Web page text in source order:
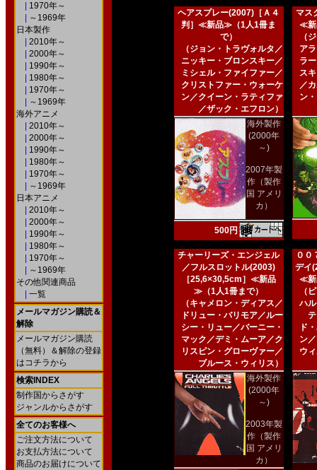
1970年～
～1969年
日本製作
2010年～
2000年～
1990年～
1980年～
1970年～
～1969年
海外アニメ
2010年～
2000年～
1990年～
1980年～
1970年～
～1969年
日本アニメ
2010年～
2000年～
1990年～
1980年～
1970年～
～1969年
その他関連商品
一覧
メールマガジン購読＆
解除
メールマガジン購読
（無料）＆解除の登録
はコチラから
検索INDEX
制作国からさがす
ジャンルからさがす
全てのお客様へ
ご注文方法について
お支払方法について
商品のお届けについて
ヘアスプレー(2007)［Ａ４
判］≪新品≫（1人1冊ま
で）
（ジョン・トラヴォルタ／
ニッキー・ブロンスキー／
ミシェル・ファイファー／
クリストファー・ウォーケ
ン／クイーン・ラティファ
／ザック・エフロン）
海外製作
(2000年
～)
2007年製
作（製作
国 アメリ
カ）
500円
マス
≪新
（
ア
ラ
ス
／
ン
チャーリーズ・エンジェル
／フルスロットル(2003)
［25,6×30,5cm］≪新品
≫（1人1冊まで）
（キャメロン・ディアス／
ドリュー・バリモア／ルー
シー・リュー／バーニー・
マック／デミ・ムーア／ク
リスピン・グローヴァー／
ブルース・ウィリス）
海外製作
(2000年
～)
2003年製
作（製作
国 アメリ
カ）
００
デイ
≪新
（
ハ
ド
ン
ウ